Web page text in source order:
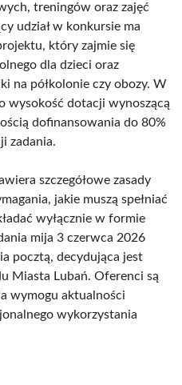
treningów oraz zajęć
udział w konkursie ma
który zajmie się
dla dzieci oraz
na półkolonie czy obozy. W
wysokość dotacji wynoszącą
dofinansowania do 80%
zadania.
szczegółowe zasady
jakie muszą spełniać
wyłącznie w formie
mija 3 czerwca 2026
pocztą, decydująca jest
Miasta Lubań. Oferenci są
wymogu aktualności
wykorzystania